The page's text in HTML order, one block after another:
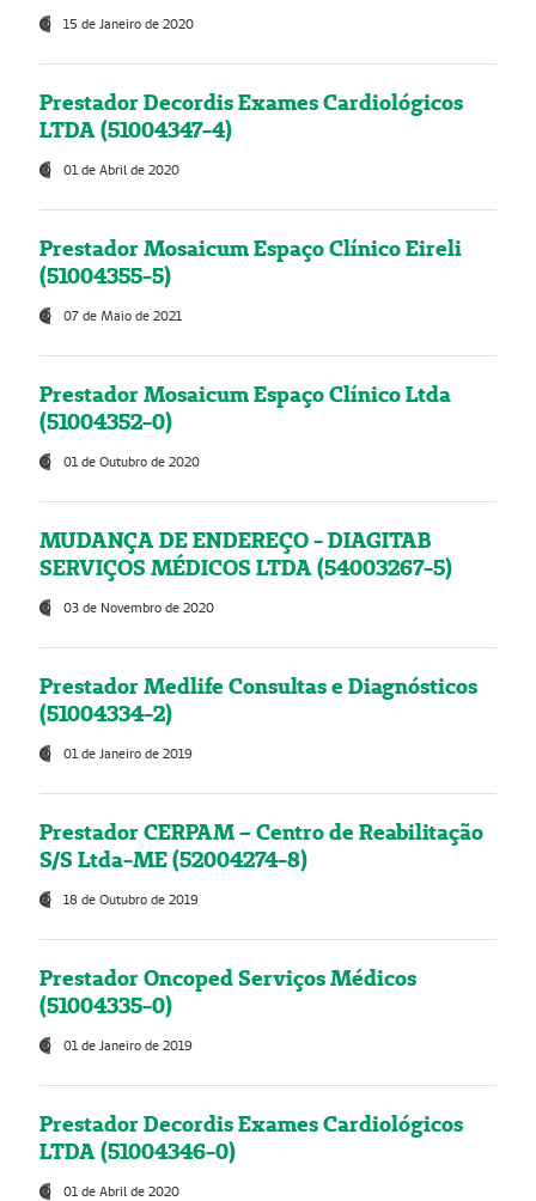
15 de Janeiro de 2020
Prestador Decordis Exames Cardiológicos
LTDA (51004347-4)
01 de Abril de 2020
Prestador Mosaicum Espaço Clínico Eireli
(51004355-5)
07 de Maio de 2021
Prestador Mosaicum Espaço Clínico Ltda
(51004352-0)
01 de Outubro de 2020
MUDANÇA DE ENDEREÇO - DIAGITAB
SERVIÇOS MÉDICOS LTDA (54003267-5)
03 de Novembro de 2020
Prestador Medlife Consultas e Diagnósticos
(51004334-2)
01 de Janeiro de 2019
Prestador CERPAM – Centro de Reabilitação
S/S Ltda-ME (52004274-8)
18 de Outubro de 2019
Prestador Oncoped Serviços Médicos
(51004335-0)
01 de Janeiro de 2019
Prestador Decordis Exames Cardiológicos
LTDA (51004346-0)
01 de Abril de 2020